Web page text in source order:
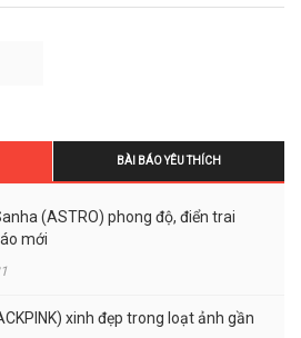
BÀI BÁO YÊU THÍCH
(ASTRO) phong độ, điển trai
mới
xinh đẹp trong loạt ảnh gần